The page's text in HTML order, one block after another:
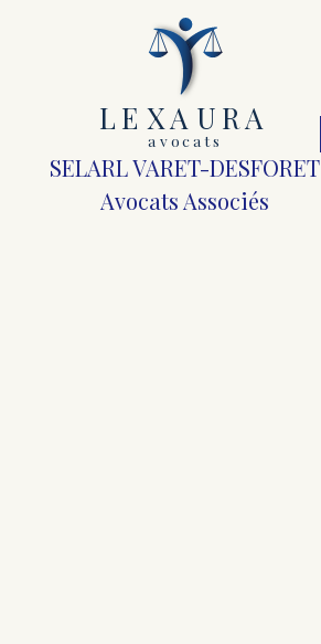
LE XA URA
a v ocats
SELARL VARET-DESFORET
Avocats Associés